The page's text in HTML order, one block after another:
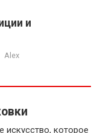
и
Alex
искусство, которое